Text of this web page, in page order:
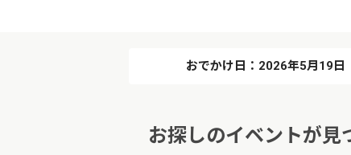
おでかけ日：2026年5月19日
お探しのイベントが見